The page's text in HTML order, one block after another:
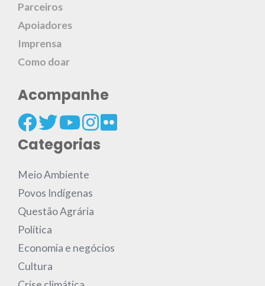
Parceiros
Apoiadores
Imprensa
Como doar
Acompanhe
Categorias
Meio Ambiente
Povos Indígenas
Questão Agrária
Política
Economia e negócios
Cultura